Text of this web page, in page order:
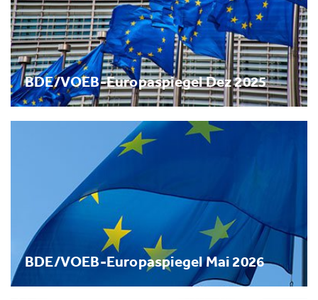
BDE/VOEB-Europaspiegel Dez 2025
BDE/VOEB-Europaspiegel Mai 2026